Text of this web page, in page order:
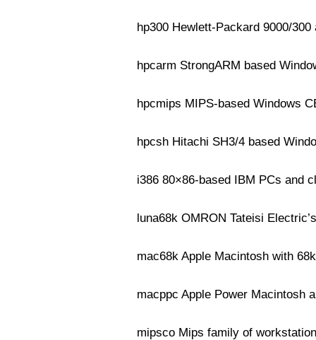
hp300 Hewlett-Packard 9000/300
hpcarm StrongARM based
hpcmips MIPS-based Windows
hpcsh Hitachi SH3/4 based
i386 80×86-based IBM PCs and
luna68k OMRON Tateisi
mac68k Apple Macintosh with
macppc Apple Power Macintosh
mipsco Mips family of